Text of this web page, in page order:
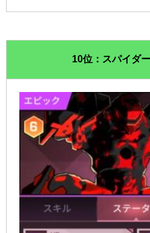
10位：スパイダ